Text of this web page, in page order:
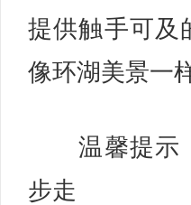
提供触手可及
像环湖美景一
温馨提示：
步走